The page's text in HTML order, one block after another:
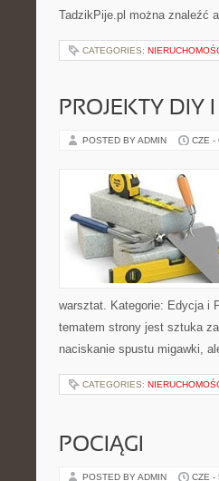
TadzikPije.pl można znaleźć
CATEGORIES:
PROJEKTY DIY
POSTED BY ADMIN CZE -
warsztat. Kategorie: Edycja i
tematem strony jest sztuka
naciskanie spustu migawki,
CATEGORIES:
POCIĄGI
POSTED BY ADMIN CZE -